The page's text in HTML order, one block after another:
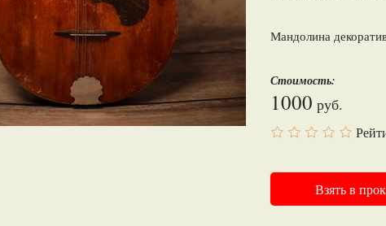
Мандолина
Стоимость:
1000 руб.
Взять в